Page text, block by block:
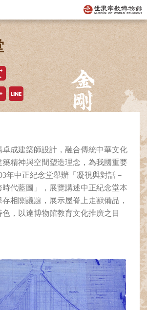
卓成建築師設計，融合傳統中華文化
築精神與空間塑造理念，為我國重要
年中正紀念堂舉辦「凝視與對話－
時代藍圖」，展覽講述中正紀念堂本
相關議題，展示屋脊上走獸備品，
，以達博物館教育文化推廣之目